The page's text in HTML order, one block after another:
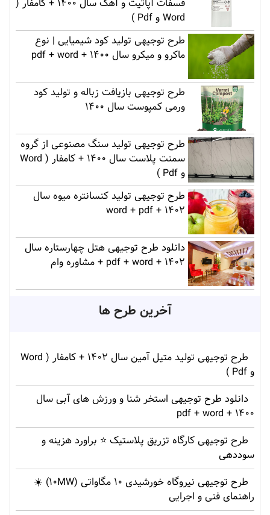
فسفات آپاتیت و آهک سال 1400 + کامفار (
Word و Pdf )
طرح توجیهی تولید کود شیمیایی | نوع
ماکرو و میکرو سال 1400 + pdf + word
طرح توجیهی بازیافت زباله و تولید کود
ورمی کمپوست سال 1400
طرح توجیهی تولید سنگ مصنوعی از گروه
سمنت پلاست سال 1400 + کامفار ( Word
و Pdf )
طرح توجیهی تولید کنسانتره میوه سال
1402 + word + pdf
دانلود طرح توجیهی هتل چهارستاره سال
1402 + pdf + word + مشاوره وام
آخرین طرح ها
طرح توجیهی تولید متیل آمین سال 1402 + کامفار ( Word
و Pdf )
دانلود طرح توجیهی استخر شنا و ورزش های آبی سال
1400 + pdf + word
طرح توجیهی کارگاه تزریق پلاستیک ⭐ براورد هزینه و
سوددهی
طرح توجیهی نیروگاه خورشیدی 10 مگاواتی (10MW) ☀️
راهنمای فنی و اجرایی